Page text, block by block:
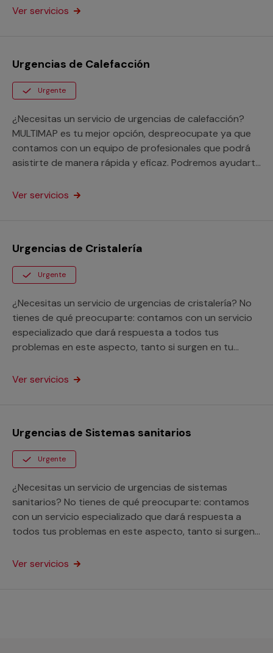
Ver servicios
Urgencias de Calefacción
Urgente
¿Necesitas un servicio de urgencias de calefacción?
MULTIMAP es tu mejor opción, despreocupate ya que
contamos con un equipo de profesionales que podrá
asistirte de manera rápida y eficaz. Podremos ayudarte
averías o fugas.
Ver servicios
Urgencias de Cristalería
Urgente
¿Necesitas un servicio de urgencias de cristalería? No
tienes de qué preocuparte: contamos con un servicio
especializado que dará respuesta a todos tus
problemas en este aspecto, tanto si surgen en tu
Ver servicios
Urgencias de Sistemas sanitarios
Urgente
¿Necesitas un servicio de urgencias de sistemas
sanitarios? No tienes de qué preocuparte: contamos
con un servicio especializado que dará respuesta a
todos tus problemas en este aspecto, tanto si surgen
Ver servicios